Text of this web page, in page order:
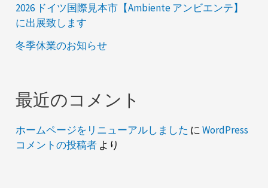
2026 ドイツ国際見本市【Ambiente アンビエンテ】
に出展致します
冬季休業のお知らせ
最近のコメント
ホームページをリニューアルしました にWordPress
コメントの投稿者より